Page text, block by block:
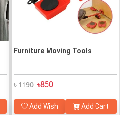
Furniture Moving Tools
৳ 1190 ৳850
Add Wish Add Cart